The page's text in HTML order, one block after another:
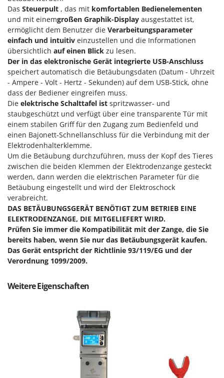
Kreiseleggen
Küchenreiben - elektrisch
Kükenaufzuchtboxen
L
Laderampe aus Aluminium
Laubsauger - Laubbläser
Laubsauger auf Rädern
Luftentfeuchter
Luftkühler
M
Mähroboter
Maisentkörnungsmaschinen
Manuelle Heckenscheren
Mehrzweck-Sauggeräte
Minibacköfen
Motorhacken - Gartenfräsen
Motorspritzen
Mulcher für Traktor
N
Notstromaggregat
Obstmühlen Obsthäcksler Obstmuser
Olivenernter und Schüttler
Einhell
Elegen
Energy Gruppi
Enotecnica Pillan
Eschenfelder
EuroMech
Eurosystems
F
FAC
Fama Industrie
Famag
Famur
FARMER
FBC
Ferrari Group
Ferroni
Ferrua
FIAC
FIEM
Das Steuerpult , das mit komfortablen Bedienelementen
und mit einemgroßen Graphik-Display ausgestattet ist,
ermöglicht dem Benutzer die Verarbeitungsparameter
einfach und intuitiv einzustellen und die Informationen
übersichtlich auf einen Blick zu lesen.
Der in das elektronische Gerät integrierte USB-Anschluss
speichert automatisch die Betäubungsdaten (Datum - Uhrzeit
- Ampere - Volt - Hertz - Sekunden) auf dem USB-Stick, ohne
dass der Bediener eingreifen muss.
Die elektrische Schalttafel ist spritzwasser- und
staubgeschützt und verfügt über eine transparente Tür mit
einem stabilen Griff für den Zugang zum Bedienfeld und
einen Bajonett-Schnellanschluss für die Verbindung mit der
Elektrodenhalterklemme.
Um die Betäubung durchzuführen, muss der Kopf des Tieres
zwischen die beiden Klemmen der Elektrodenzange gesteckt
werden, dann werden die elektrischen Parameter für die
Betäubung eingestellt und wird der Elektroschock
verabreicht.
DAS BETÄUBUNGSGERÄT BENÖTIGT ZUM BETRIEB EINE
ELEKTRODENZANGE, DIE MITGELIEFERT WIRD.
Prüfen Sie immer die Kompatibilität mit der Zange, die Sie
bereits haben, wenn Sie nur das Betäubungsgerät kaufen.
Das Gerät entspricht der Richtlinie 93/119/EG und der
Verordnung 1099/2009.
Weitere Eigenschaften